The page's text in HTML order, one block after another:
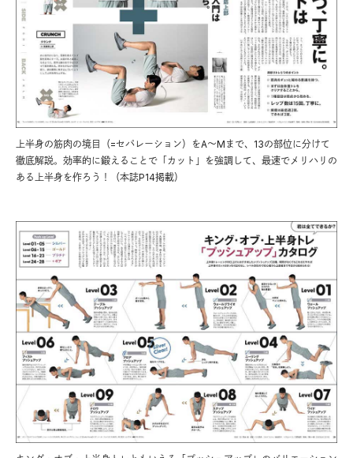
上半身の筋肉の境目（=セパレーション）をA〜Mまで、13の部位に分けて
徹底解説。効率的に鍛えることで「カット」を強調して、最速でメリハリの
ある上半身を作ろう！（本誌P14掲載）